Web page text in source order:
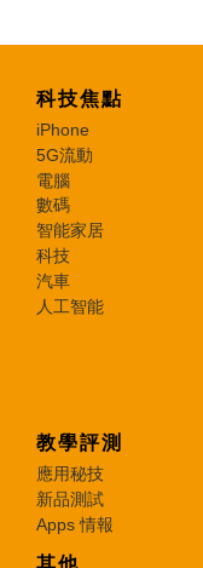
科技焦點
iPhone
5G流動
電腦
數碼
智能家居
科技
汽車
人工智能
教學評測
應用秘技
新品測試
Apps 情報